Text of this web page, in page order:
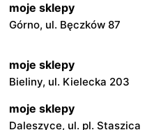
moje sklepy
Górno, ul. Bęczków 87
moje sklepy
Bieliny, ul. Kielecka 203
moje sklepy
Daleszyce, ul. pl. Staszica